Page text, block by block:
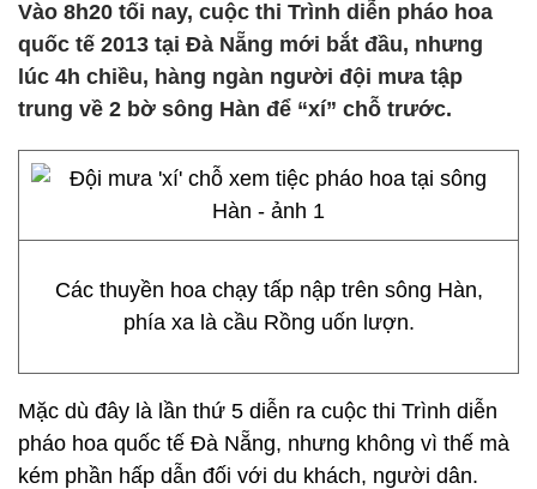
Vào 8h20 tối nay, cuộc thi Trình diễn pháo hoa
quốc tế 2013 tại Đà Nẵng mới bắt đầu, nhưng
lúc 4h chiều, hàng ngàn người đội mưa tập
trung về 2 bờ sông Hàn để “xí” chỗ trước.
Các thuyền hoa chạy tấp nập trên sông Hàn,
phía xa là cầu Rồng uốn lượn.
Mặc dù đây là lần thứ 5 diễn ra cuộc thi Trình diễn
pháo hoa quốc tế Đà Nẵng, nhưng không vì thế mà
kém phần hấp dẫn đối với du khách, người dân.